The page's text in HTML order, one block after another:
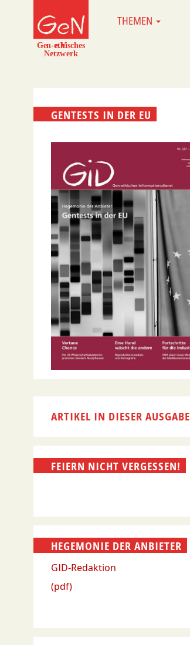
MAINTHEMEN
GENTESTS IN DER EU
ARTIKEL IN DIESER AUSGABE
FEIERN NICHT VERGESSEN!
HEGEMONIE DER ANBIETER
GID-Redaktion
(pdf)